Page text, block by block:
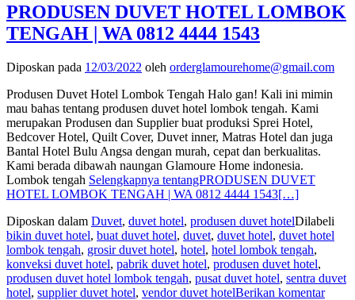
PRODUSEN DUVET HOTEL LOMBOK
TENGAH | WA 0812 4444 1543
Diposkan pada 12/03/2022 oleh orderglamourehome@gmail.com
Produsen Duvet Hotel Lombok Tengah Halo gan! Kali ini mimin
mau bahas tentang produsen duvet hotel lombok tengah. Kami
merupakan Produsen dan Supplier buat produksi Sprei Hotel,
Bedcover Hotel, Quilt Cover, Duvet inner, Matras Hotel dan juga
Bantal Hotel Bulu Angsa dengan murah, cepat dan berkualitas.
Kami berada dibawah naungan Glamoure Home indonesia.
Lombok tengah Selengkapnya tentangPRODUSEN DUVET
HOTEL LOMBOK TENGAH | WA 0812 4444 1543[…]
Diposkan dalam Duvet, duvet hotel, produsen duvet hotelDilabeli
bikin duvet hotel, buat duvet hotel, duvet, duvet hotel, duvet hotel
lombok tengah, grosir duvet hotel, hotel, hotel lombok tengah,
konveksi duvet hotel, pabrik duvet hotel, produsen duvet hotel,
produsen duvet hotel lombok tengah, pusat duvet hotel, sentra duvet
hotel, supplier duvet hotel, vendor duvet hotelBerikan komentar